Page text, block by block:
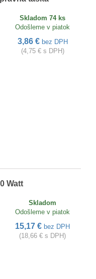
Skladom 74 ks
Odošleme v piatok
3,86 € bez DPH
(4,75 € s DPH)
Watt
Skladom
Odošleme v piatok
15,17 € bez DPH
(18,66 € s DPH)